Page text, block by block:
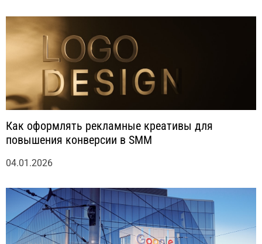
Как оформлять рекламные креативы для
повышения конверсии в SMM
04.01.2026